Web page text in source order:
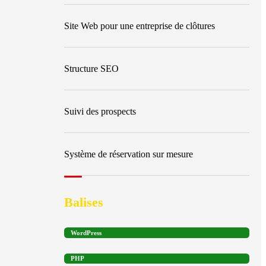
Site Web pour une entreprise de clôtures
Structure SEO
Suivi des prospects
Système de réservation sur mesure
Balises
WordPress
PHP